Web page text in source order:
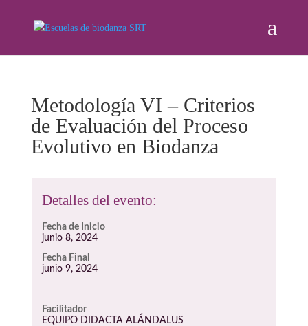
Metodología VI – Criterios
de Evaluación del Proceso
Evolutivo en Biodanza
Detalles del evento:
Fecha de Inicio
junio 8, 2024
Fecha Final
junio 9, 2024
Facilitador
EQUIPO DIDACTA ALÁNDALUS